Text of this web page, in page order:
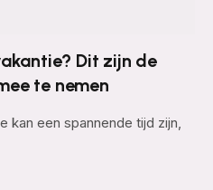
Dit zijn de
te nemen
kan een spannende tijd zijn,